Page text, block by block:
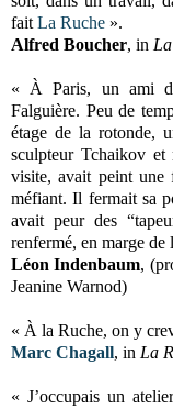
fait La Ruche ».
Alfred Boucher, in
« À Paris, un ami
Falguière. Peu de
étage de la rotonde,
sculpteur Tchaikov
visite, avait peint une
méfiant. Il fermait sa
avait peur des
renfermé, en marge de
Léon Indenbaum,
Jeanine Warnod)
« À la Ruche, on y
Marc Chagall, in La
« J’occupais un